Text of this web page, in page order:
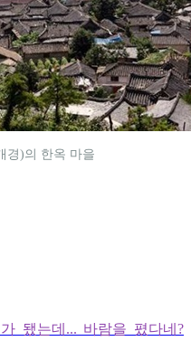
경)의 한옥 마을
됐는데... 바람을 폈다네?